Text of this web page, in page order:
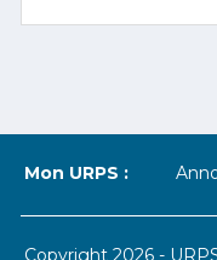
Mon URPS :
Copyright 2026 -